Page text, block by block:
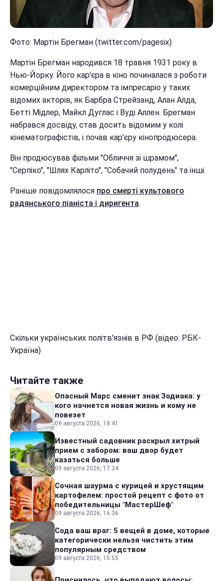
Фото: Мартін Брегман (twitter.com/pagesix)
Мартін Брегман народився 18 травня 1931 року в
Нью-Йорку. Його кар'єра в кіно починалася з роботи
комерційним директором та імпресаріо у таких
відомих акторів, як Барбра Стрейзанд, Алан Алда,
Бетті Мідлер, Майкл Дуглас і Вуді Аллен. Брегман
набрався досвіду, став досить відомим у колі
кінематографістів, і почав кар'єру кінопродюсера.
Він продюсував фільми "Обличчя зі шрамом",
"Серпіко", "Шлях Карліто", "Собачий полудень" та інші.
Раніше повідомлялося про смерті культового
радянського піаніста і диригента.
Скільки українських політв'язнів в РФ (відео: РБК-
Україна)
Читайте также
Опасный Марс сменит знак Зодиака: у
кого начнется новая жизнь и кому не
повезет
09 августа 2026, 18:41
Известный садовник раскрыл хитрый
прием с забором: ваш двор будет
казаться больше
09 августа 2026, 17:34
Сочная шаурма с курицей и хрустящим
картофелем: простой рецепт с фото от
победительницы "МастерШеф"
09 августа 2026, 16:36
Сода ваш враг: 5 вещей в доме, которые
категорически нельзя чистить этим
популярным средством
09 августа 2026, 15:55